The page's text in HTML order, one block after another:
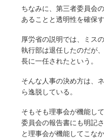
ちなみに、第三者委員会
あることと透明性を確保
厚労省の説明では、ミス
執行部は退任したのだが
長に一任されたという。
そんな人事の決め方は、
ら逸脱している。
そもそも理事会が機能し
委員会の報告書にも明記
と理事会が機能してこな